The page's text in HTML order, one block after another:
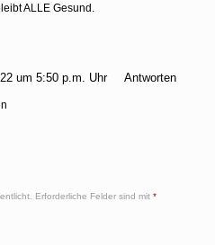
ALLE Gesund.
um 5:50 p.m. Uhr
Antworten
Erforderliche Felder sind mit *